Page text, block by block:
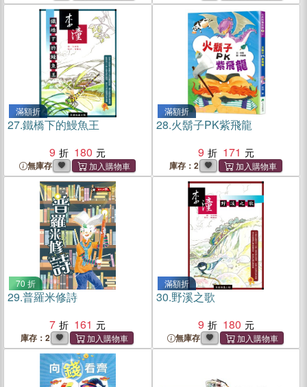
滿額折
27.鐵橋下的鰻魚王
9
180
無庫存
滿額折
28.火鬍子PK紫飛龍
9
171
庫存：2
70 折
29.普羅米修詩
7
161
庫存：2
滿額折
30.野溪之歌
9
180
無庫存